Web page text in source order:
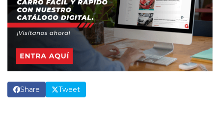
Share Tweet